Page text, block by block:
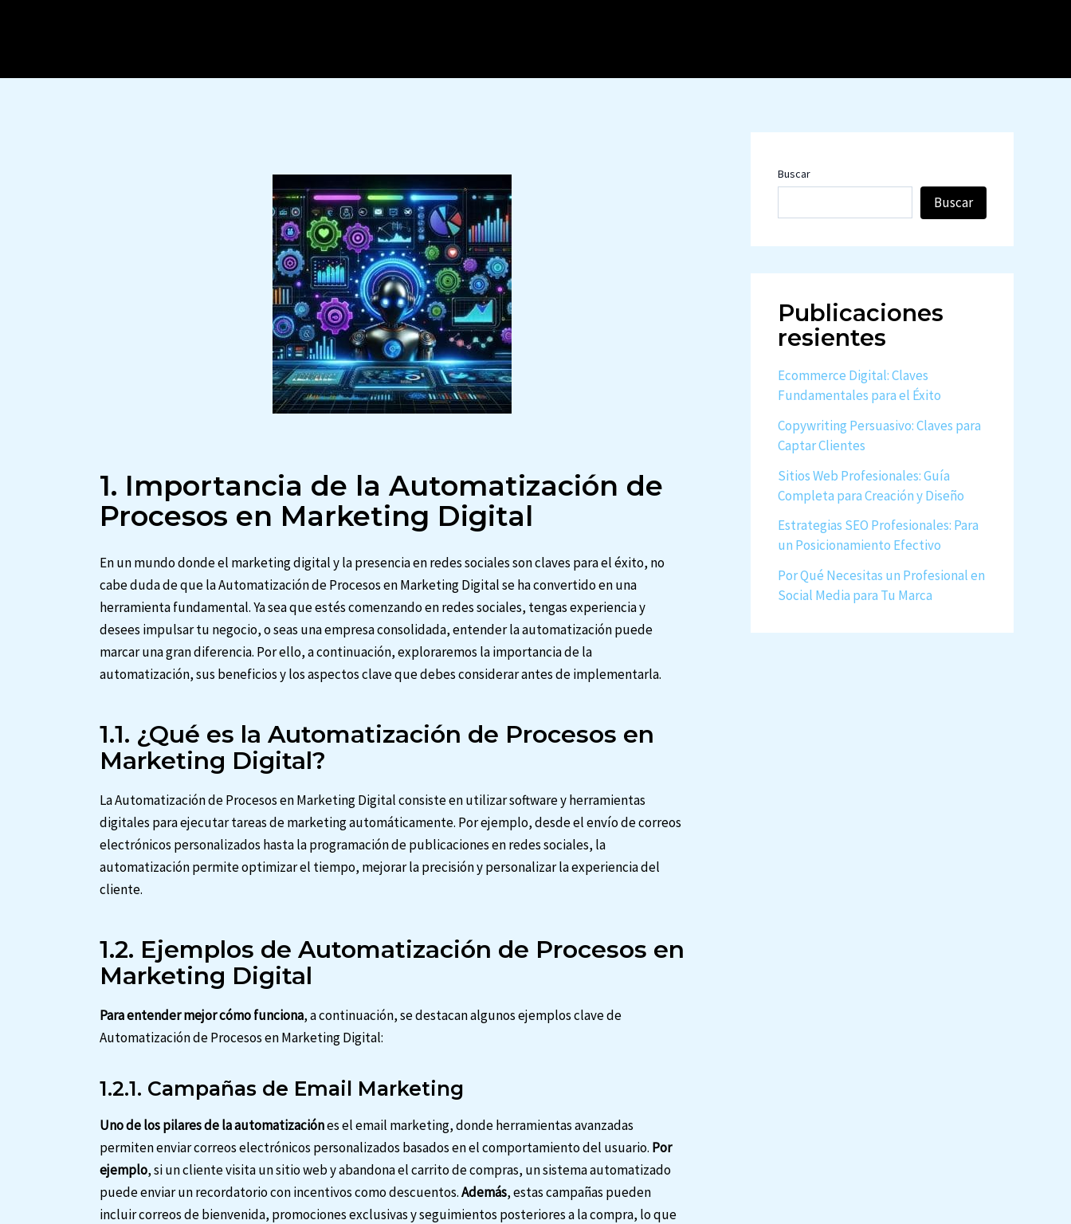
1. Importancia de la Automatización de
Procesos en Marketing Digital
En un mundo donde el marketing digital y la presencia en redes sociales son claves para el éxito, no
cabe duda de que la Automatización de Procesos en Marketing Digital se ha convertido en una
herramienta fundamental. Ya sea que estés comenzando en redes sociales, tengas experiencia y
desees impulsar tu negocio, o seas una empresa consolidada, entender la automatización puede
marcar una gran diferencia. Por ello, a continuación, exploraremos la importancia de la
automatización, sus beneficios y los aspectos clave que debes considerar antes de implementarla.
1.1. ¿Qué es la Automatización de Procesos en
Marketing Digital?
La Automatización de Procesos en Marketing Digital consiste en utilizar software y herramientas
digitales para ejecutar tareas de marketing automáticamente. Por ejemplo, desde el envío de correos
electrónicos personalizados hasta la programación de publicaciones en redes sociales, la
automatización permite optimizar el tiempo, mejorar la precisión y personalizar la experiencia del
cliente.
1.2. Ejemplos de Automatización de Procesos en
Marketing Digital
Para entender mejor cómo funciona, a continuación, se destacan algunos ejemplos clave de
Automatización de Procesos en Marketing Digital:
1.2.1. Campañas de Email Marketing
Uno de los pilares de la automatizaciónes el email marketing, donde herramientas avanzadas
permiten enviar correos electrónicos personalizados basados en el comportamiento del usuario. Por
ejemplo, si un cliente visita un sitio web y abandona el carrito de compras, un sistema automatizado
puede enviar un recordatorio con incentivos como descuentos.Además, estas campañas pueden
incluir correos de bienvenida, promociones exclusivas y seguimientos posteriores a la compra, lo que
Buscar
Buscar
Publicaciones
resientes
Ecommerce Digital: Claves
Fundamentales para el Éxito
Copywriting Persuasivo: Claves para
Captar Clientes
Sitios Web Profesionales: Guía
Completa para Creación y Diseño
Estrategias SEO Profesionales: Para
un Posicionamiento Efectivo
Por Qué Necesitas un Profesional en
Social Media para Tu Marca